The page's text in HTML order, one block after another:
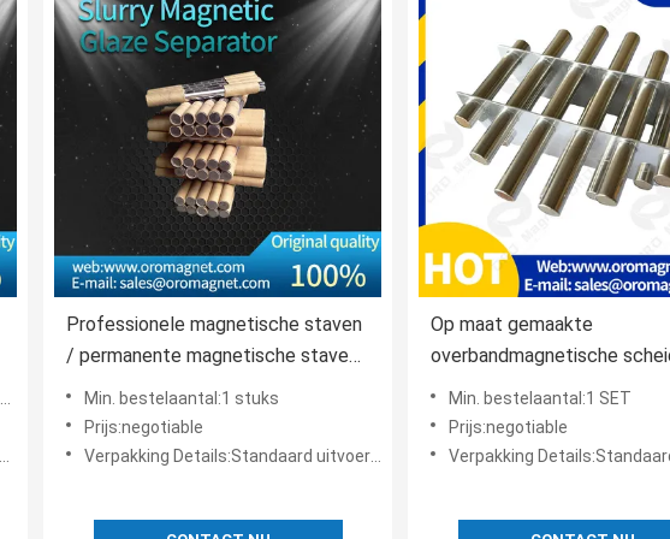
Professionele magnetische staven
/ permanente magnetische staven
met een sterke intensiteit
Min. bestelaantal:1 stuks
Prijs:negotiable
Verpakking Details:Standaard uitvoerend pakket
Op maat gemaakte
overbandmagnetische
sterk permanent
raster/balk
Min. bestelaantal:1 SET
Prijs:negotiable
Verpakking Details:Standaard